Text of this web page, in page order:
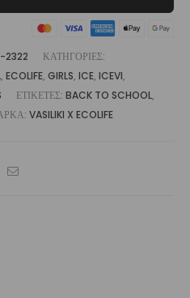
2322
ΚΑΤΗΓΟΡΊΕΣ:
, ECOLIFE, GIRLS, ICE, ICEVI,
ΕΤΙΚΈΤΕΣ: BACK TO SCHOOL,
VASILIKI X ECOLIFE